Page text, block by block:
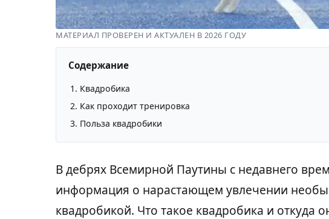
МАТЕРИАЛ ПРОВЕРЕН И АКТУАЛЕН В 2026 ГОДУ
Содержание
Квадробика
Как проходит тренировка
Польза квадробики
В дебрях Всемирной Паутины с недавнего
информация о нарастающем увлечении
квадробикой. Что такое квадробика и откуда